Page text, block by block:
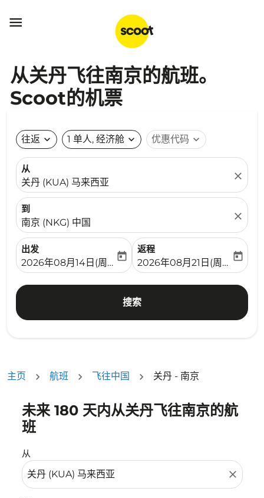

从关丹飞往南京的航班。
Scoot的机票
往返 expand_more 1 单人, 经济舱 expand_more 优惠代码 expand_more
从
关丹 (KUA) 马来西亚
close
到
南京 (NKG) 中国
close
出发
fc-booking-departure-date-aria-label
2026年08月14日(周五)
today
返程
fc-booking-return-date-
2026年08月21日(周五)
today
搜索
主页 航班 飞往中国 关丹 - 南京
未来 180 天内从关丹飞往南京的航
班
从
close
没有符合您的筛选条件的机票。请调整您的筛选条件。